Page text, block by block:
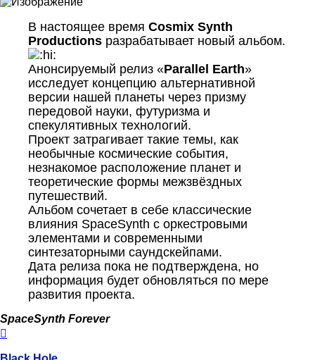
В настоящее время Cosmix Synth
Productions разрабатывает новый альбом.
Анонсируемый релиз «Parallel Earth»
исследует концепцию альтернативной
версии нашей планеты через призму
передовой науки, футуризма и
спекулятивных технологий.
Проект затрагивает такие темы, как
необычные космические события,
незнакомое расположение планет и
теоретические формы межзвёздных
путешествий.
Альбом сочетает в себе классические
влияния SpaceSynth с оркестровыми
элементами и современными
синтезаторными саундскейпами.
Дата релиза пока не подтверждена, но
информация будет обновляться по мере
развития проекта.
SpaceSynth Forever
началу